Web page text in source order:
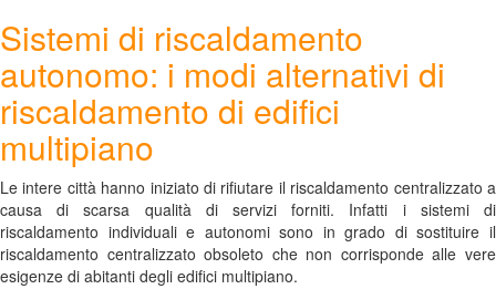
Sistemi di riscaldamento
autonomo: i modi alternativi di
riscaldamento di edifici
multipiano
Le intere città hanno iniziato di rifiutare il riscaldamento centralizzato a
causa di scarsa qualità di servizi forniti. Infatti i sistemi di
riscaldamento individuali e autonomi sono in grado di sostituire il
riscaldamento centralizzato obsoleto che non corrisponde alle vere
esigenze di abitanti degli edifici multipiano.